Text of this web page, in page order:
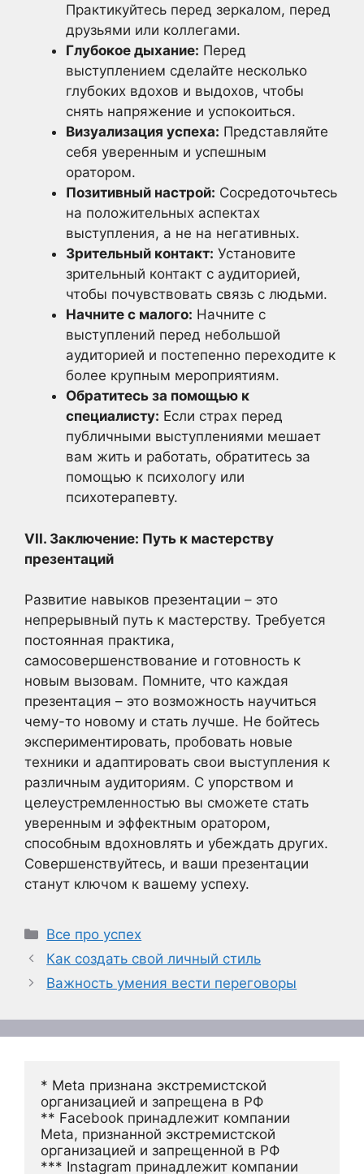
Практикуйтесь перед зеркалом, перед
друзьями или коллегами.
Глубокое дыхание: Перед
выступлением сделайте несколько
глубоких вдохов и выдохов, чтобы
снять напряжение и успокоиться.
Визуализация успеха: Представляйте
себя уверенным и успешным
оратором.
Позитивный настрой: Сосредоточьтесь
на положительных аспектах
выступления, а не на негативных.
Зрительный контакт: Установите
зрительный контакт с аудиторией,
чтобы почувствовать связь с людьми.
Начните с малого: Начните с
выступлений перед небольшой
аудиторией и постепенно переходите к
более крупным мероприятиям.
Обратитесь за помощью к
специалисту: Если страх перед
публичными выступлениями мешает
вам жить и работать, обратитесь за
помощью к психологу или
психотерапевту.
VII. Заключение: Путь к мастерству
презентаций
Развитие навыков презентации – это
непрерывный путь к мастерству. Требуется
постоянная практика,
самосовершенствование и готовность к
новым вызовам. Помните, что каждая
презентация – это возможность научиться
чему-то новому и стать лучше. Не бойтесь
экспериментировать, пробовать новые
техники и адаптировать свои выступления к
различным аудиториям. С упорством и
целеустремленностью вы сможете стать
уверенным и эффектным оратором,
способным вдохновлять и убеждать других.
Совершенствуйтесь, и ваши презентации
станут ключом к вашему успеху.
Рубрики
Все про успех
Как создать свой личный стиль
Важность умения вести переговоры
* Meta признана экстремистской
организацией и запрещена в РФ
** Facebook принадлежит компании
Meta, признанной экстремистской
организацией и запрещенной в РФ
*** Instagram принадлежит компании